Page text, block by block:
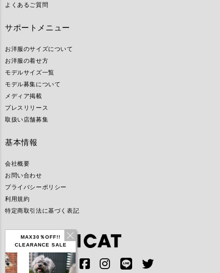
MAX30％OFF!!
CLEARANCE SALE
よくあるご質問
サポートメニュー
お洋服のサイズについて
お洋服の着せ方
モデルサイズ一覧
モデル募集について
メディア掲載
プレスリリース
取扱い店舗募集
基本情報
会社概要
お問い合わせ
プライバシーポリシー
利用規約
特定商取引法に基づく表記